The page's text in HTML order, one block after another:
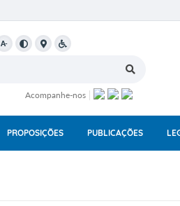
A-
Acompanhe-nos
PROPOSIÇÕES PUBLICAÇÕES